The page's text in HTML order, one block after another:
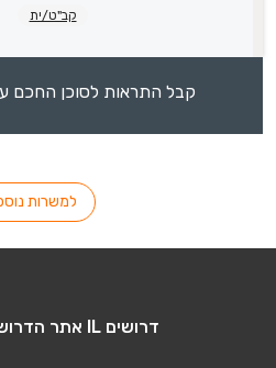
קב"ט/ית
קבל התראות לסוכן החכם
למשרות
דרושים IL אתר הדרושים של ישראל